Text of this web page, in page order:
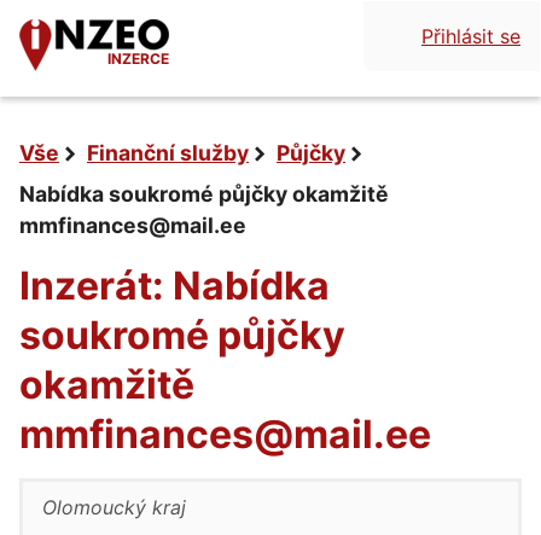
INZERCE
Přihlásit se
Vše Finanční služby
Půjčky
Nabídka soukromé půjčky okamžitě
mmfinances@mail.ee
Inzerát: Nabídka
soukromé půjčky
okamžitě
mmfinances@mail.ee
Olomoucký kraj